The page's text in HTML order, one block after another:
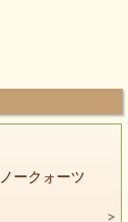
ークォーツ